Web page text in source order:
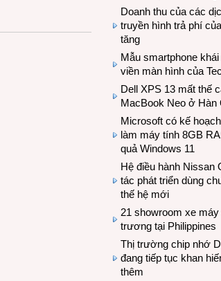
Doanh thu của các
truyền hình trả phí
tăng
Mẫu smartphone
viền màn hình của
Dell XPS 13 mất thế
MacBook Neo ở Hàn
Microsoft có kế
làm máy tính 8GB
quả Windows 11
Hệ điều hành
tác phát triển dùng
thế hệ mới
21 showroom xe
trương tại Philippines
Thị trường chip nhớ
đang tiếp tục khan
thêm